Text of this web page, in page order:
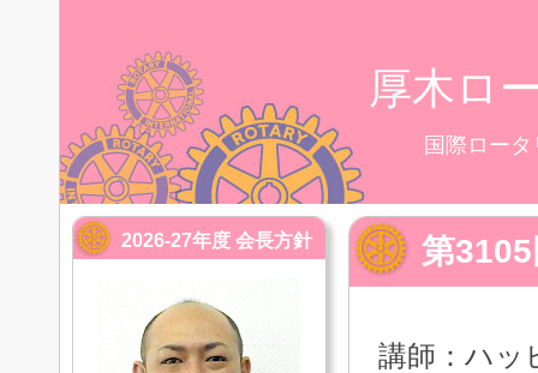
厚木ロ
国際ロー
第
講師：ハッ
2026-27年度 会長方針